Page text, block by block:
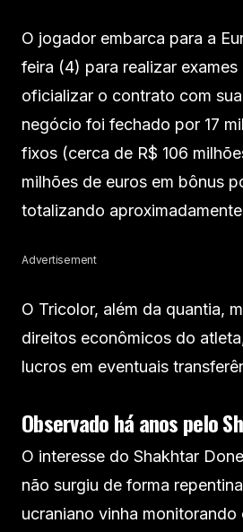
O jogador embarca para a
feira (4) para realizar exames
oficializar o contrato com
negócio foi fechado por 17
fixos (cerca de R$ 106
milhões de euros em bônus
totalizando aproximadamente
Advertisement
O Tricolor, além da quantia,
direitos econômicos do
lucros em eventuais
Observado há anos pelo
O interesse do Shakhtar
não surgiu de forma
ucraniano vinha